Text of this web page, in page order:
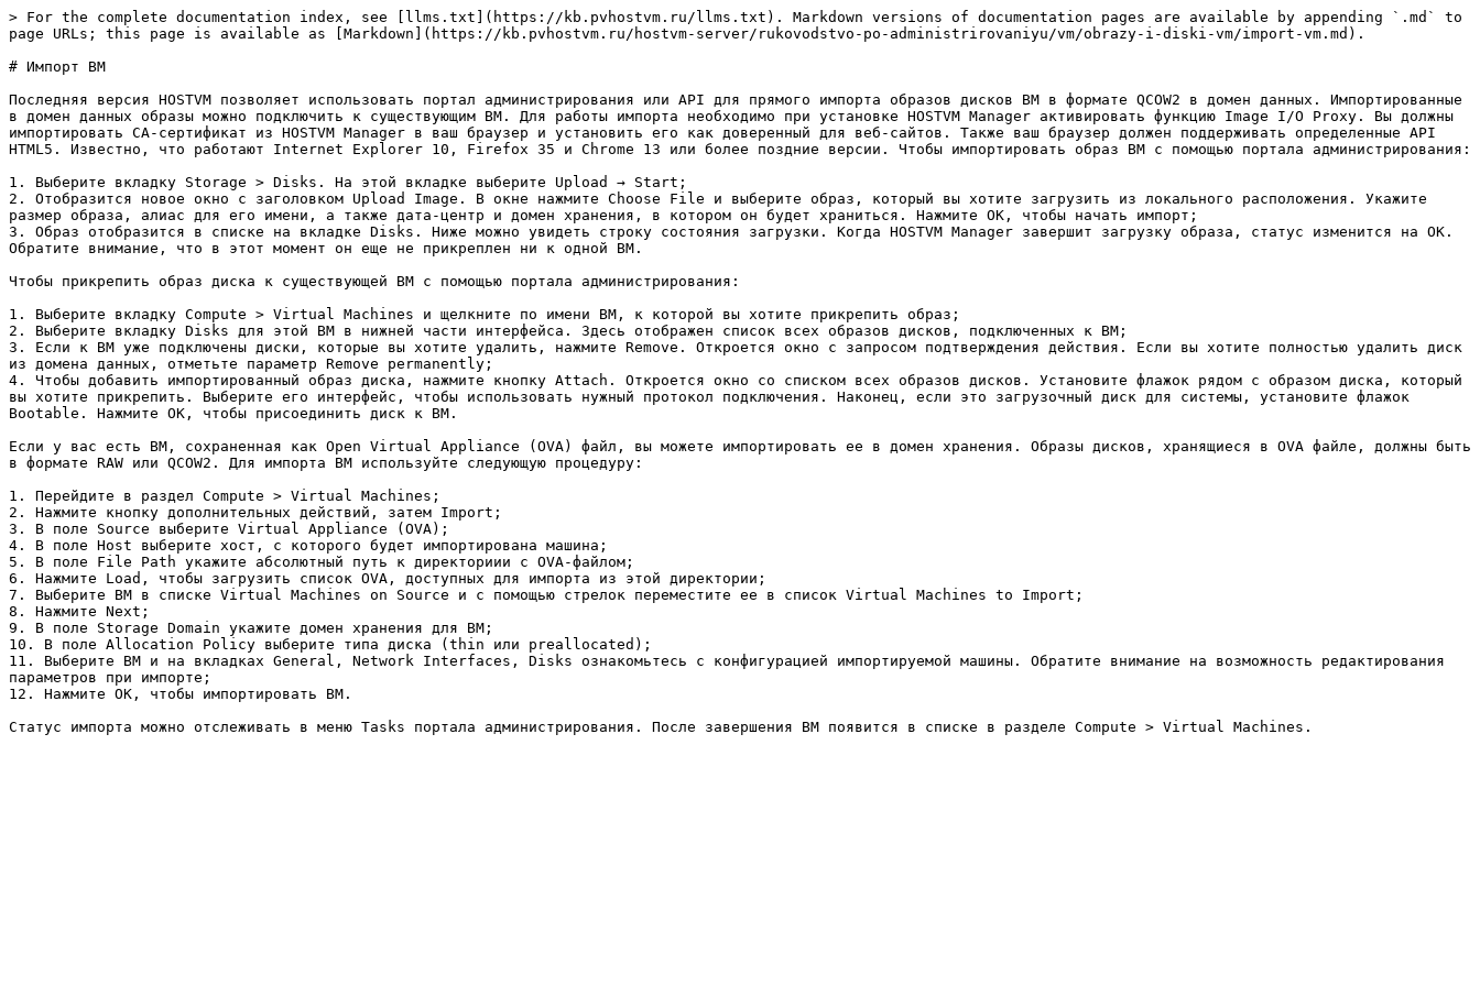
> For the complete documentation index, see [llms.txt](https://kb.pvhostvm.ru/llms.txt). Markdown versions of documentation pages are available by appending `.md` to
page URLs; this page is available as [Markdown](https://kb.pvhostvm.ru/hostvm-server/rukovodstvo-po-administrirovaniyu/vm/obrazy-i-diski-vm/import-vm.md).
# Импорт ВМ
Последняя версия HOSTVM позволяет использовать портал администрирования или API для прямого импорта образов дисков ВМ в формате QCOW2 в домен данных. Импортированные
в домен данных образы можно подключить к существующим ВМ. Для работы импорта необходимо при установке HOSTVM Manager активировать функцию Image I/O Proxy. Вы должны
импортировать CA-сертификат из HOSTVM Manager в ваш браузер и установить его как доверенный для веб-сайтов. Также ваш браузер должен поддерживать определенные API
HTML5. Известно, что работают Internet Explorer 10, Firefox 35 и Chrome 13 или более поздние версии. Чтобы импортировать образ ВМ с помощью портала администрирования:
1. Выберите вкладку Storage > Disks. На этой вкладке выберите Upload → Start;
2. Отобразится новое окно с заголовком Upload Image. В окне нажмите Choose File и выберите образ, который вы хотите загрузить из локального расположения. Укажите
размер образа, алиас для его имени, а также дата-центр и домен хранения, в котором он будет храниться. Нажмите OK, чтобы начать импорт;
3. Образ отобразится в списке на вкладке Disks. Ниже можно увидеть строку состояния загрузки. Когда HOSTVM Manager завершит загрузку образа, статус изменится на OK.
Обратите внимание, что в этот момент он еще не прикреплен ни к одной ВМ.
Чтобы прикрепить образ диска к существующей ВМ с помощью портала администрирования:
1. Выберите вкладку Compute > Virtual Machines и щелкните по имени ВМ, к которой вы хотите прикрепить образ;
2. Выберите вкладку Disks для этой ВМ в нижней части интерфейса. Здесь отображен список всех образов дисков, подключенных к ВМ;
3. Если к ВМ уже подключены диски, которые вы хотите удалить, нажмите Remove. Откроется окно с запросом подтверждения действия. Если вы хотите полностью удалить диск
из домена данных, отметьте параметр Remove permanently;
4. Чтобы добавить импортированный образ диска, нажмите кнопку Attach. Откроется окно со списком всех образов дисков. Установите флажок рядом с образом диска, который
вы хотите прикрепить. Выберите его интерфейс, чтобы использовать нужный протокол подключения. Наконец, если это загрузочный диск для системы, установите флажок
Bootable. Нажмите OK, чтобы присоединить диск к ВМ.
Если у вас есть ВМ, сохраненная как Open Virtual Appliance (OVA) файл, вы можете импортировать ее в домен хранения. Образы дисков, хранящиеся в OVA файле, должны быть
в формате RAW или QCOW2. Для импорта ВМ используйте следующую процедуру:
1. Перейдите в раздел Compute > Virtual Machines;
2. Нажмите кнопку дополнительных действий, затем Import;
3. В поле Source выберите Virtual Appliance (OVA);
4. В поле Host выберите хост, с которого будет импортирована машина;
5. В поле File Path укажите абсолютный путь к директориии с OVA-файлом;
6. Нажмите Load, чтобы загрузить список OVA, доступных для импорта из этой директории;
7. Выберите ВМ в списке Virtual Machines on Source и с помощью стрелок переместите ее в список Virtual Machines to Import;
8. Нажмите Next;
9. В поле Storage Domain укажите домен хранения для ВМ;
10. В поле Allocation Policy выберите типа диска (thin или preallocated);
11. Выберите ВМ и на вкладках General, Network Interfaces, Disks ознакомьтесь с конфигурацией импортируемой машины. Обратите внимание на возможность редактирования
параметров при импорте;
12. Нажмите OK, чтобы импортировать ВМ.